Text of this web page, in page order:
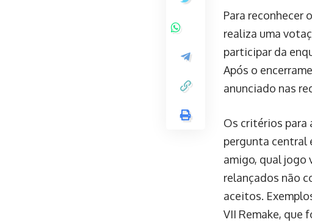
Para reconhecer
realiza uma
participar da
Após o
anunciado nas
Os critérios para
pergunta central
amigo, qual jogo
relançados não
aceitos.
VII Remake, que